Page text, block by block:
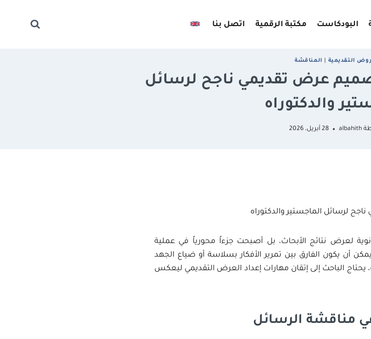
البودكاست مكتبة الرقمية اتصل بنا
التقديمية المناقشة
عرض تقديمي ناجح لرسائل
والدكتوراه
albahith 28 أبريل، 2026
لعرض نتائج الأبحاث، بل أصبحت جزءاً محورياً في عملية
أن يكون الفارق بين تمرير الأفكار بسلاسة أو ضياع الجهد
الباحث إلى إتقان مهارات إعداد العرض التقديمي ليعكس
مناقشة الرسائل